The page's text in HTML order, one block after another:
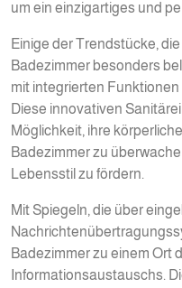
um ein einzigartiges und
Einige der Trendstücke,
Badezimmer besonders
mit integrierten
Diese innovativen
Möglichkeit, ihre
Badezimmer zu
Lebensstil zu fördern.
Mit Spiegeln, die über
Badezimmer zu einem Ort
Informationsaustauschs.